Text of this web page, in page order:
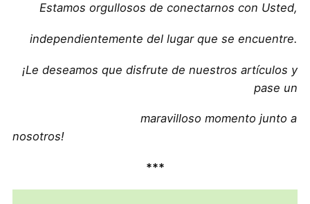
Estamos orgullosos de conectarnos con Usted,
independientemente del lugar que se encuentre.
¡Le deseamos que disfrute de nuestros artículos y
pase un
maravilloso momento junto a
nosotros!
***